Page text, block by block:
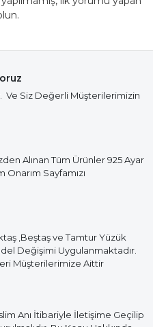
Ve Siz Değerli Müşterilerimizin
Alınan Tüm Ürünler 925 Ayar
Sayfamızı
,Beştaş ve Tamtur Yüzük
Değişimi Uygulanmaktadır.
Müşterilerimize Aittir
Anı İtibariyle İletişime Geçilip